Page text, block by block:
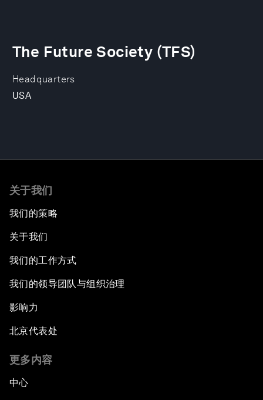
Headquarters
USA
The Future Society (TFS)
关于我们
我们的策略
关于我们
我们的工作方式
我们的领导团队与组织治理
影响力
北京代表处
更多内容
中心